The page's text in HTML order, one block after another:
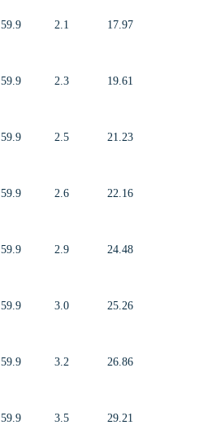
59.9 2.1 17.97
59.9 2.3 19.61
59.9 2.5 21.23
59.9 2.6 22.16
59.9 2.9 24.48
59.9 3.0 25.26
59.9 3.2 26.86
59.9 3.5 29.21